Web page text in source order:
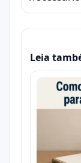
Leia